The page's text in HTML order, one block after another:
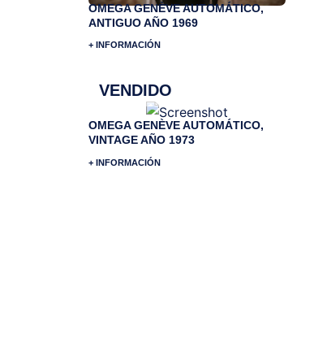
OMEGA GENÈVE AUTOMÁTICO,
ANTIGUO AÑO 1969
+ INFORMACIÓN
VENDIDO
OMEGA GENÈVE AUTOMÁTICO,
VINTAGE AÑO 1973
+ INFORMACIÓN